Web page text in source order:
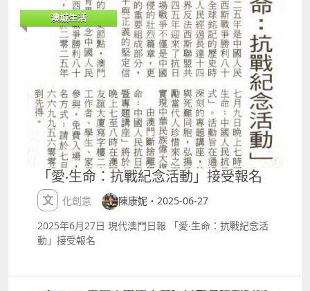
合物品。 今年上半年學會推出不少活動。在三月，每周
三晚有一小時定期回收活動，旨在鼓勵市民將不需要的
物品轉化為他人所需的資源，實現共享，提升生活品質
及推動社會可持續發展。收集物品包括全新或輕微使用
的衣物、未過期的非易腐食品、嬰兒尿布、推車、長者
護理用品、健康產品等，此外亦收狗糧、貓糧、各類配
飾和手袋、未使用或輕微使用的護膚品，以及部分手提
電腦及配件，如鍵盤、滑鼠等。 學會義工隊在五月又走
進新口岸社區，開展家庭關懷探訪，旨在為弱勢社群送
上關愛與支持，同時針對部分家庭的家居環境問題，為
居民提供免費斷捨離整理服務。 除了每月的主題活動
外，市民平時亦可以把自己不需要，但又符合學會要求
的物品，直接送到會址。 市民在斷捨離學會會址挑選適
合物品。 從線上到線下 數年前，Connie受家人經歷及
書籍的啟發，開始了斷捨離之旅，並於二〇二〇年設立
斷捨離社交平台群組，亦即斷捨離學會。現時已有逾三
萬名群組成員，除了Connie的學生、其他學校的中小
澳城生活
「愛‧生命：抗戰紀念活動」接受報名
文化創意
陳康妮・2025-06-27
2025年6月27日 現代澳門日報 「愛‧生命：抗戰紀念活
動」接受報名